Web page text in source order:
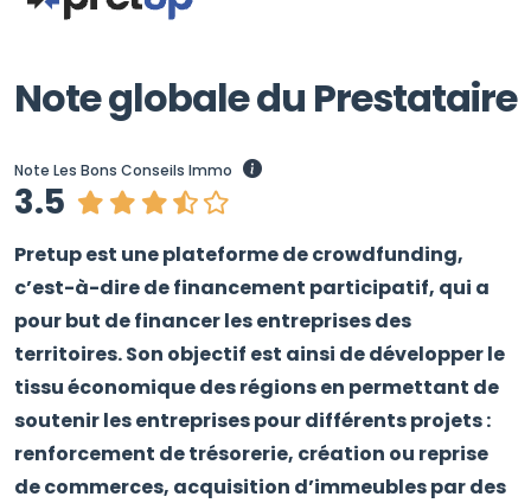
Note globale du Prestataire
Note Les Bons Conseils Immo
3.5
Pretup est une plateforme de crowdfunding,
c’est-à-dire de financement participatif, qui a
pour but de financer les entreprises des
territoires. Son objectif est ainsi de développer le
tissu économique des régions en permettant de
soutenir les entreprises pour différents projets :
renforcement de trésorerie, création ou reprise
de commerces, acquisition d’immeubles par des